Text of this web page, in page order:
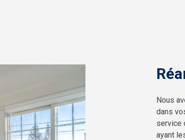
Nous
dans
service
ayant